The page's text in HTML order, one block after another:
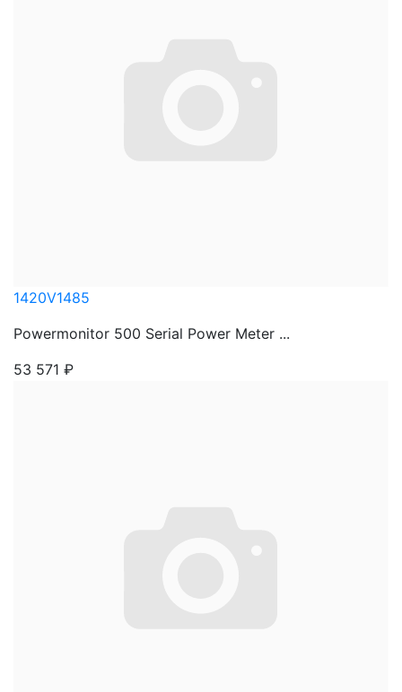
1420V1485
Powermonitor 500 Serial Power Meter ...
53 571 ₽